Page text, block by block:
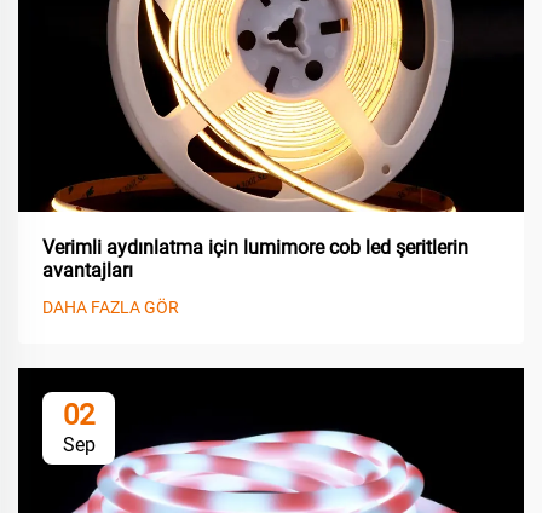
Verimli aydınlatma için lumimore cob led şeritlerin
avantajları
DAHA FAZLA GÖR
02
Sep